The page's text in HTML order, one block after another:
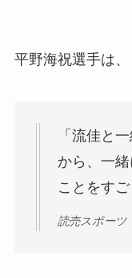
平野海祝選手は、
「流佳と
から、一
ことをす
読売スポーツ